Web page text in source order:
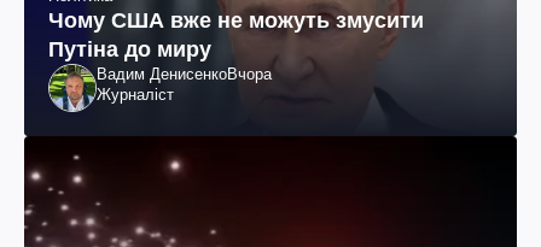
Чому США вже не можуть змусити
Путіна до миру
Вадим ДенисенкоВчора
Журналіст